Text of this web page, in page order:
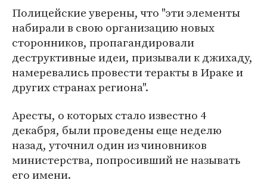
Полицейские уверены, что "эти элементы
набирали в свою организацию новых
сторонников, пропагандировали
деструктивные идеи, призывали к джихаду,
намеревались провести теракты в Ираке и
других странах региона".
Аресты, о которых стало известно 4
декабря, были проведены еще неделю
назад, уточнил один из чиновников
министерства, попросивший не называть
его имени.